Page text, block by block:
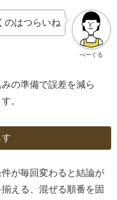
べーぐる
のはつらいね
の準備で誤差を減ら
。
が毎回変わると結論が
える、混ぜる順番を固